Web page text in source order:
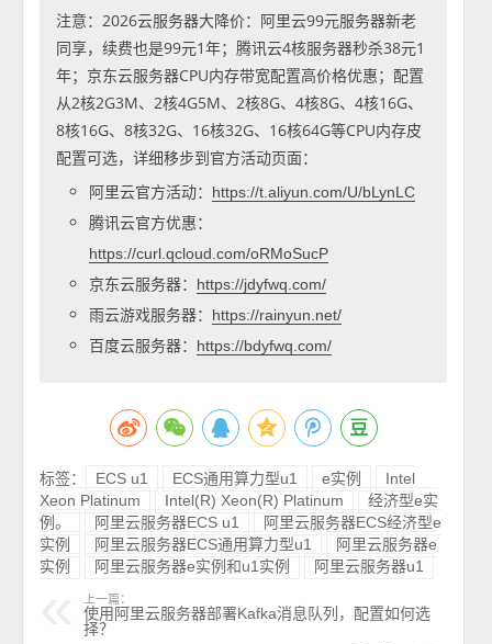
注意：2026云服务器大降价：阿里云99元服务器新老
同享，续费也是99元1年；腾讯云4核服务器秒杀38元1
年；京东云服务器CPU内存带宽配置高价格优惠；配置
从2核2G3M、2核4G5M、2核8G、4核8G、4核16G、
8核16G、8核32G、16核32G、16核64G等CPU内存皮
配置可选，详细移步到官方活动页面：
阿里云官方活动：
https://t.aliyun.com/U/bLynLC
腾讯云官方优惠：
https://curl.qcloud.com/oRMoSucP
京东云服务器： https://jdyfwq.com/
雨云游戏服务器： https://rainyun.net/
百度云服务器： https://bdyfwq.com/
标签： ECS u1 ECS通用算力型u1 e实例
Intel
Xeon Platinum
Intel(R) Xeon(R) Platinum
经济型e实
例。
阿里云服务器ECS u1
阿里云服务器ECS经济型e
实例
阿里云服务器ECS通用算力型u1
阿里云服务器e
实例
阿里云服务器e实例和u1实例 阿里云服务器u1
上一篇：
使用阿里云服务器部署Kafka消息队列，配置如何选
择？